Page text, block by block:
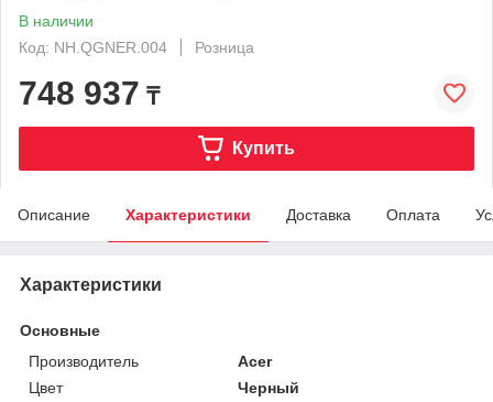
В наличии
Код: NH.QGNER.004
Розница
748 937 ₸
Купить
Описание Характеристики Доставка Оплата
Характеристики
Основные
Производитель
Acer
Цвет
Черный